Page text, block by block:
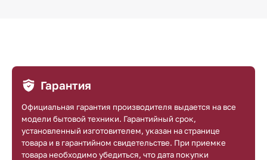
Гарантия
Официальная гарантия производителя выдается на все
модели бытовой техники. Гарантийный срок,
установленный изготовителем, указан на странице
товара и в гарантийном свидетельстве. При приемке
товара необходимо убедиться, что дата покупки